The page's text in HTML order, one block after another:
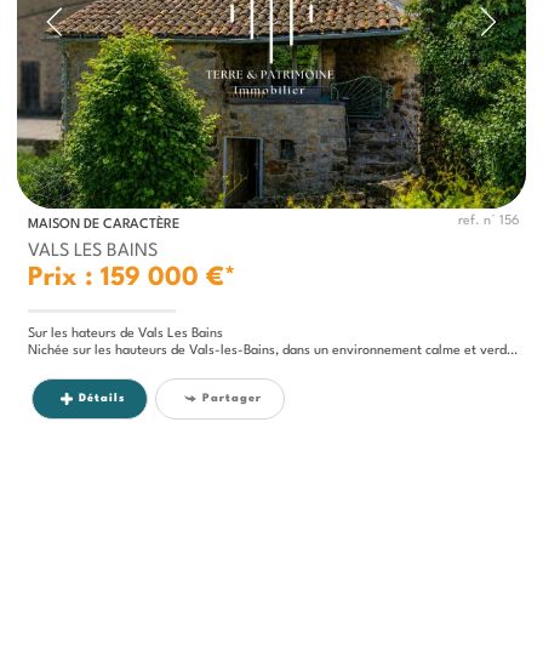
MAISON DE CARACTÈRE ref. n° 156
VALS LES BAINS
Prix : 159 000 €*
Sur les hateurs de Vals Les Bains
Nichée sur les hauteurs de Vals-les-Bains, dans un environnement calme et verdoyant, cette authentique maison de village...
Détails Partager